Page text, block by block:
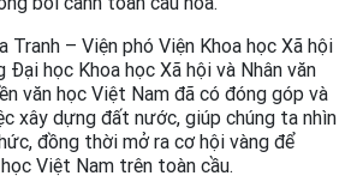
Tranh – Viện phó Viện Khoa học Xã hội
Đại học Khoa học Xã hội và Nhân văn
văn học Việt Nam đã có đóng góp và
xây dựng đất nước, giúp chúng ta nhìn
đồng thời mở ra cơ hội vàng để
Việt Nam trên toàn cầu.